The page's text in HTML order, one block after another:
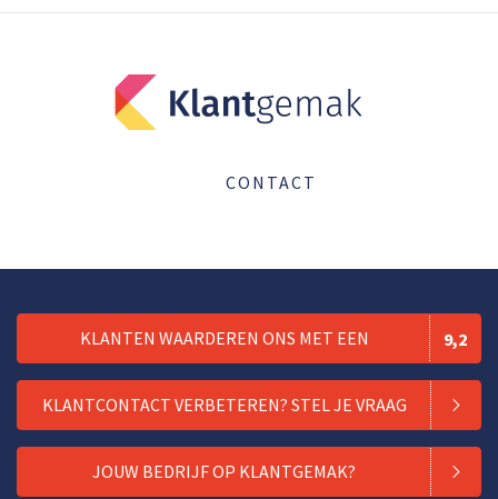
CONTACT
KLANTEN WAARDEREN ONS MET EEN 9,2
KLANTCONTACT VERBETEREN? STEL JE VRAAG
JOUW BEDRIJF OP KLANTGEMAK?